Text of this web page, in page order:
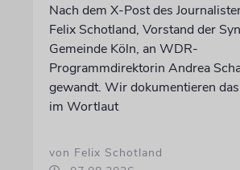
Nach dem X-Post des
Felix Schotland, Vorstand der
Gemeinde Köln, an WDR-
Programmdirektorin Andrea
gewandt. Wir dokumentieren
im Wortlaut
von Felix Schotland